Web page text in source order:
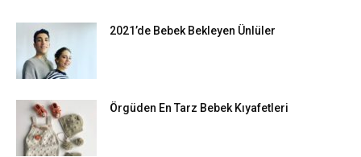
2021’de Bebek Bekleyen Ünlüler
Örgüden En Tarz Bebek Kıyafetleri